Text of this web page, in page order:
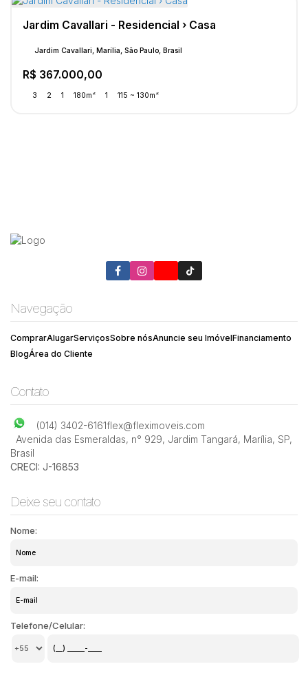
Jardim Cavallari - Residencial › Casa
R$ 367.000,00
Jardim Cavallari, Marília, São Paulo, Brasil
3 2 1 180m² 1 115 ~ 130m²
Navegação
ComprarAlugarServiçosSobre nósAnuncie seu ImóvelFinanciamento
BlogÁrea do Cliente
Contato
(014) 3402-6161flex@fleximoveis.com
Avenida das Esmeraldas, n° 929, Jardim Tangará, Marília, SP,
Brasil
CRECI: J-16853
Deixe seu contato
Nome:
E-mail:
Telefone/Celular: